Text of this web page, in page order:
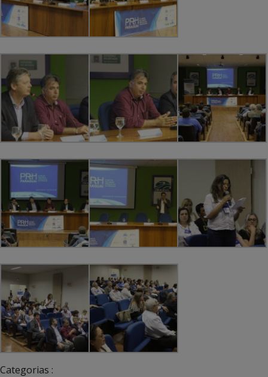
Categorias :